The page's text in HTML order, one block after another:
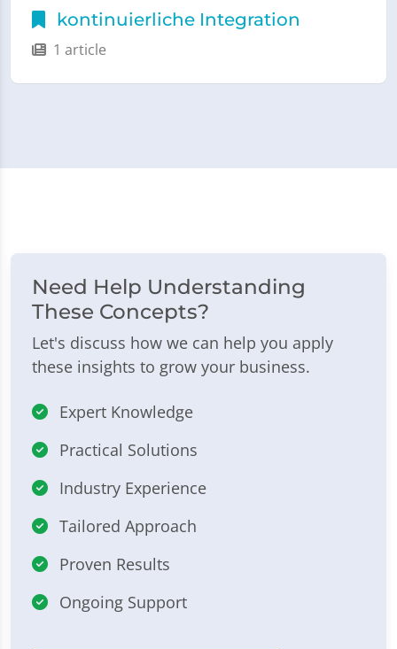
kontinuierliche Integration
1 article
Need Help Understanding
These Concepts?
Let's discuss how we can help you apply
these insights to grow your business.
Expert Knowledge
Practical Solutions
Industry Experience
Tailored Approach
Proven Results
Ongoing Support